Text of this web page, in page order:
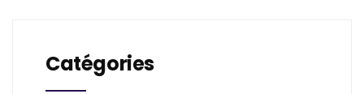
Catégories